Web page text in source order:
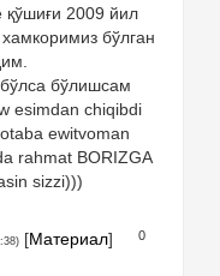
қўшиғи 2009 йил
бўлган
бўлишсам
esimdan chiqibdi
ewitvoman
rahmat BORIZGA
sizzi)))
0
[Материал]